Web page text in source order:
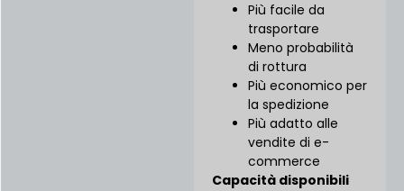
Più facile da
trasportare
Meno probabilità
di rottura
Più economico per
la spedizione
Più adatto alle
vendite di e-
commerce
Capacità disponibili